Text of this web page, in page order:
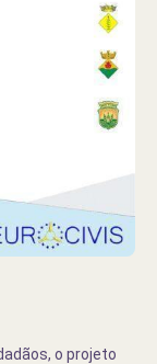
o projeto